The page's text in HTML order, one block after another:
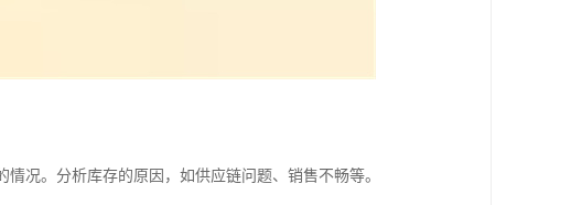
况。分析库存的原因，如供应链问题、销售不畅等。